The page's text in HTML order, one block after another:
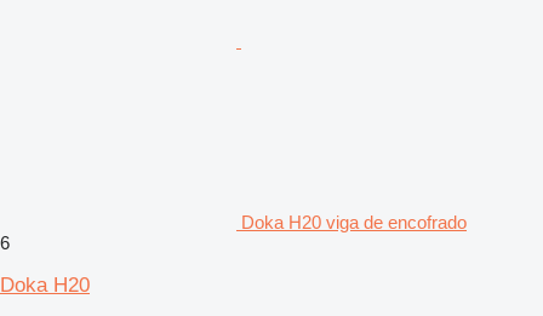
Doka H20 viga de encofrado
6
Doka H20